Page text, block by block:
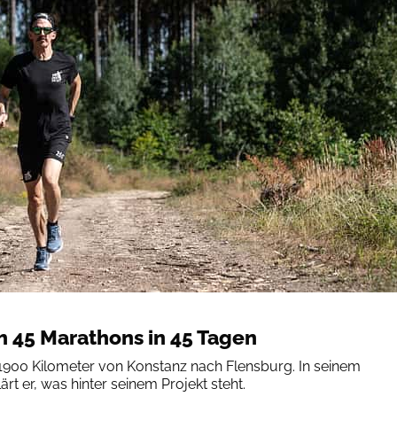
45 Marathons in 45 Tagen
Kilometer von Konstanz nach Flensburg. In seinem
er, was hinter seinem Projekt steht.